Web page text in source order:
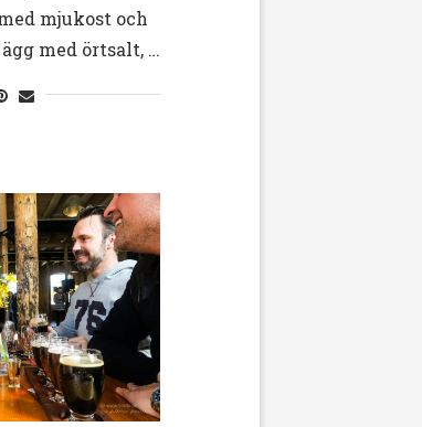
mjukost och
med örtsalt, …